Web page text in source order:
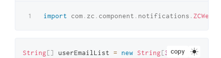
import com . zc . component . notifications .
copy
String[] userEmailList = new String[3 ];